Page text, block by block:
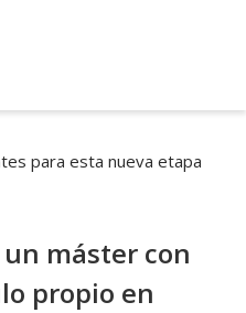
para esta nueva etapa
máster con
propio en